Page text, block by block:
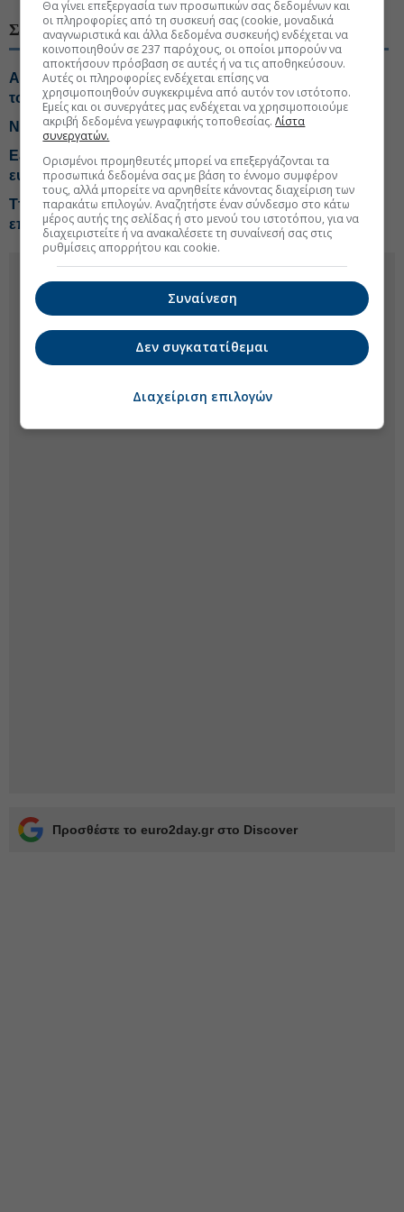
ΣΧΕΤΙΚΑ ΘΕΜΑΤΑ
Αμετάβλητα τα επιτόκια σε νέες καταθέσεις και δάνεια
τον Ιούνιο του 2026
Νέα δάνεια 3 δισ. ευρώ σε επιχειρήσεις τον Ιούνιο
Εξωδικαστικός Μηχανισμός: Ξεπέρασαν τα 20 δισ.
ευρώ οι ρυθμίσεις οφειλών
ΤτΕ: Χρονιά με ισχυρά κέρδη και στρατηγικές
επενδύσεις το 2025 για τις τράπεζες
Προσθέστε το euro2day.gr στο Discover
Θα γίνει επεξεργασία των προσωπικών σας δεδομένων και
οι πληροφορίες από τη συσκευή σας (cookie, μοναδικά
αναγνωριστικά και άλλα δεδομένα συσκευής) ενδέχεται να
κοινοποιηθούν σε 237 παρόχους, οι οποίοι μπορούν να
αποκτήσουν πρόσβαση σε αυτές ή να τις αποθηκεύσουν.
Αυτές οι πληροφορίες ενδέχεται επίσης να
χρησιμοποιηθούν συγκεκριμένα από αυτόν τον ιστότοπο.
Εμείς και οι συνεργάτες μας ενδέχεται να χρησιμοποιούμε
ακριβή δεδομένα γεωγραφικής τοποθεσίας.Λίστα
συνεργατών.
Ορισμένοι προμηθευτές μπορεί να επεξεργάζονται τα
προσωπικά δεδομένα σας με βάση το έννομο συμφέρον
τους, αλλά μπορείτε να αρνηθείτε κάνοντας διαχείριση των
παρακάτω επιλογών. Αναζητήστε έναν σύνδεσμο στο κάτω
μέρος αυτής της σελίδας ή στο μενού του ιστοτόπου, για να
διαχειριστείτε ή να ανακαλέσετε τη συναίνεσή σας στις
ρυθμίσεις απορρήτου και cookie.
Συναίνεση
Δεν συγκατατίθεμαι
Διαχείριση επιλογών